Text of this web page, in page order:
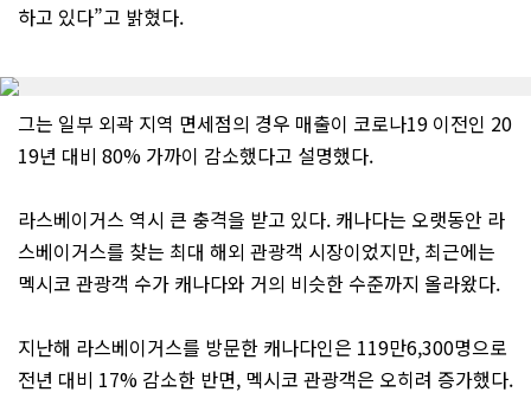
하고 있다”고 밝혔다.
그는 일부 외곽 지역 면세점의 경우 매출이 코로나19 이전인 20
19년 대비 80% 가까이 감소했다고 설명했다.
라스베이거스 역시 큰 충격을 받고 있다. 캐나다는 오랫동안 라
스베이거스를 찾는 최대 해외 관광객 시장이었지만, 최근에는
멕시코 관광객 수가 캐나다와 거의 비슷한 수준까지 올라왔다.
지난해 라스베이거스를 방문한 캐나다인은 119만6,300명으로
전년 대비 17% 감소한 반면, 멕시코 관광객은 오히려 증가했다.